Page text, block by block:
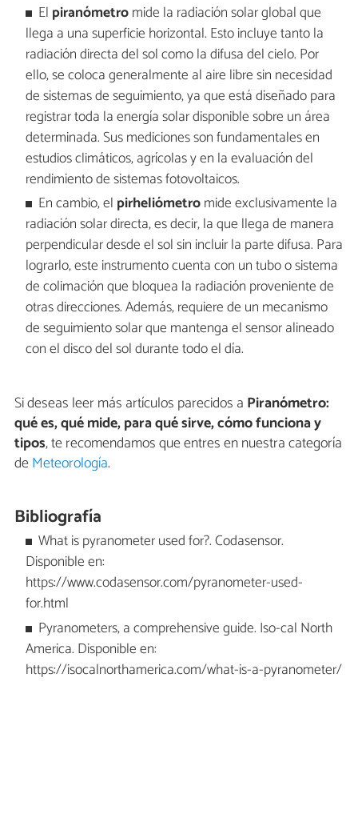
El piranómetromide la radiación solar global que
llega a una superficie horizontal. Esto incluye tanto la
radiación directa del sol como la difusa del cielo. Por
ello, se coloca generalmente al aire libre sin necesidad
de sistemas de seguimiento, ya que está diseñado para
registrar toda la energía solar disponible sobre un área
determinada. Sus mediciones son fundamentales en
estudios climáticos, agrícolas y en la evaluación del
rendimiento de sistemas fotovoltaicos.
En cambio, el pirheliómetromide exclusivamente la
radiación solar directa, es decir, la que llega de manera
perpendicular desde el sol sin incluir la parte difusa. Para
lograrlo, este instrumento cuenta con un tubo o sistema
de colimación que bloquea la radiación proveniente de
otras direcciones. Además, requiere de un mecanismo
de seguimiento solar que mantenga el sensor alineado
con el disco del sol durante todo el día.
Si deseas leer más artículos parecidos a Piranómetro:
qué es, qué mide, para qué sirve, cómo funciona y
tipos, te recomendamos que entres en nuestra categoría
deMeteorología.
Bibliografía
What is pyranometer used for?. Codasensor.
Disponible en:
https://www.codasensor.com/pyranometer-used-
for.html
Pyranometers, a comprehensive guide. Iso-cal North
America. Disponible en:
https://isocalnorthamerica.com/what-is-a-pyranometer/